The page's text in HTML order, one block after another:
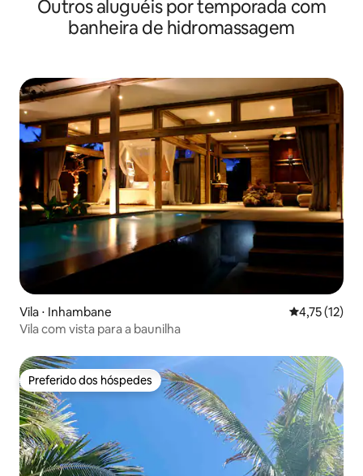
Outros aluguéis por temporada com
banheira de hidromassagem
Vila ⋅ Inhambane 4,75 de uma
4,75 (12)
Vila com vista para a baunilha
Preferido dos hóspedes
Preferido dos hóspedes